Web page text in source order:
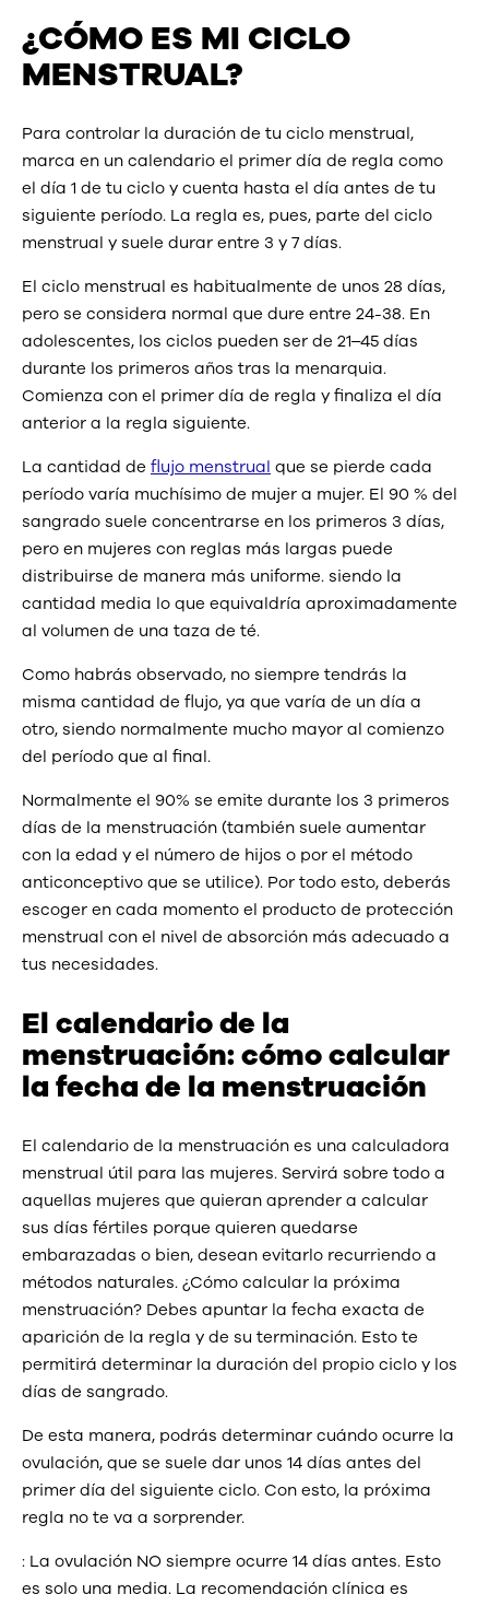
¿CÓMO ES MI CICLO
MENSTRUAL?
Para controlar la duración de tu ciclo menstrual,
marca en un calendario el primer día de regla como
el día 1 de tu ciclo y cuenta hasta el día antes de tu
siguiente período. La regla es, pues, parte del ciclo
menstrual y suele durar entre 3 y 7 días.
El ciclo menstrual es habitualmente de unos 28 días,
pero se considera normal que dure entre 24-38. En
adolescentes, los ciclos pueden ser de 21–45 días
durante los primeros años tras la menarquia.
Comienza con el primer día de regla y finaliza el día
anterior a la regla siguiente.
La cantidad de flujo menstrual que se pierde cada
período varía muchísimo de mujer a mujer. El 90 % del
sangrado suele concentrarse en los primeros 3 días,
pero en mujeres con reglas más largas puede
distribuirse de manera más uniforme. siendo la
cantidad media lo que equivaldría aproximadamente
al volumen de una taza de té.
Como habrás observado, no siempre tendrás la
misma cantidad de flujo, ya que varía de un día a
otro, siendo normalmente mucho mayor al comienzo
del período que al final.
Normalmente el 90% se emite durante los 3 primeros
días de la menstruación (también suele aumentar
con la edad y el número de hijos o por el método
anticonceptivo que se utilice). Por todo esto, deberás
escoger en cada momento el producto de protección
menstrual con el nivel de absorción más adecuado a
tus necesidades.
El calendario de la
menstruación: cómo calcular
la fecha de la menstruación
El calendario de la menstruación es una calculadora
menstrual útil para las mujeres. Servirá sobre todo a
aquellas mujeres que quieran aprender a calcular
sus días fértiles porque quieren quedarse
embarazadas o bien, desean evitarlo recurriendo a
métodos naturales. ¿Cómo calcular la próxima
menstruación? Debes apuntar la fecha exacta de
aparición de la regla y de su terminación. Esto te
permitirá determinar la duración del propio ciclo y los
días de sangrado.
De esta manera, podrás determinar cuándo ocurre la
ovulación, que se suele dar unos 14 días antes del
primer día del siguiente ciclo. Con esto, la próxima
regla no te va a sorprender.
: La ovulación NO siempre ocurre 14 días antes. Esto
es solo una media. La recomendación clínica es